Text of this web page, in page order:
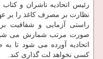
رئیس اتحادیه ناشران و
نظارت بر مصرف كاغذ را بر
راستی آزمایی و شفافیت
صورت مرتب شمارش می شود
اتحادیه آورده می شود تا
كسی نخواهد لت گذاری كند.